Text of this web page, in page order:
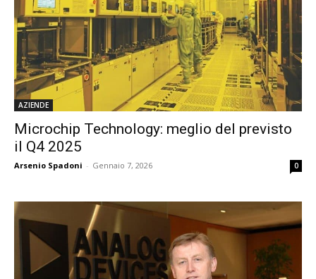
AZIENDE
Microchip Technology: meglio del previsto
il Q4 2025
Arsenio Spadoni - Gennaio 7, 2026 0